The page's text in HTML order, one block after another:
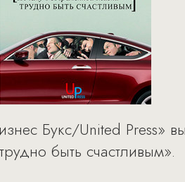
Букс/United Press»
быть счастливым».